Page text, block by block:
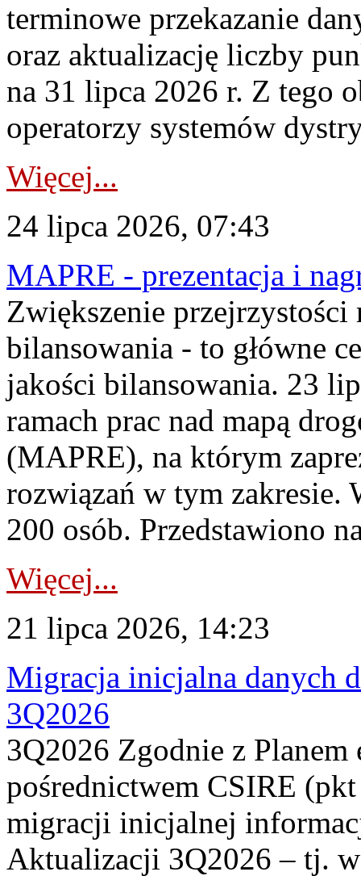
terminowe przekazanie
oraz aktualizację liczby
na 31 lipca 2026 r. Z tego
operatorzy systemów
Więcej...
24 lipca 2026, 07:43
MAPRE - prezentacja i
Zwiększenie
bilansowania - to główne
jakości bilansowania. 23
ramach prac nad mapą
(MAPRE), na którym
rozwiązań w tym zakresie.
200 osób. Przedstawiono
Więcej...
21 lipca 2026, 14:23
Migracja inicjalna danych
3Q2026
3Q2026 Zgodnie z
pośrednictwem CSIRE
migracji inicjalnej
Aktualizacji 3Q2026 – tj.